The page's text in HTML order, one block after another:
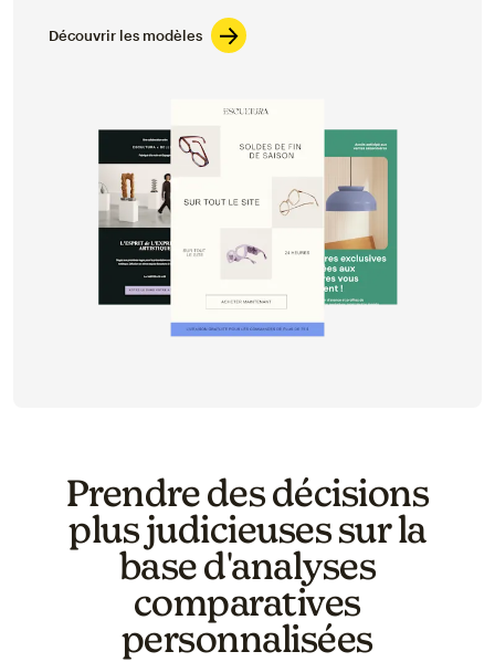
Découvrir les modèles
Prendre des décisions
plus judicieuses sur la
base d'analyses
comparatives
personnalisées